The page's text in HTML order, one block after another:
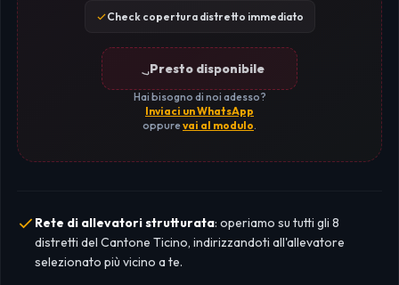
Check copertura distretto immediato
Presto disponibile
Hai bisogno di noi adesso?
Inviaci un WhatsApp
oppurevai al modulo.
Rete di allevatori strutturata: operiamo su tutti gli 8
distretti del Cantone Ticino, indirizzandoti all'allevatore
selezionato più vicino a te.